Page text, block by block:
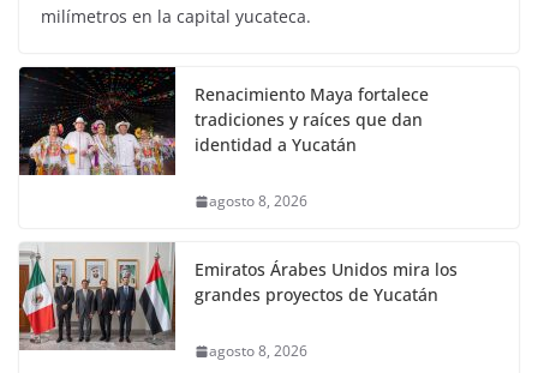
milímetros en la capital yucateca.
Renacimiento Maya fortalece
tradiciones y raíces que dan
identidad a Yucatán
agosto 8, 2026
Emiratos Árabes Unidos mira los
grandes proyectos de Yucatán
agosto 8, 2026